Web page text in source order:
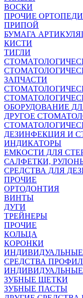
ВОСКИ
ПРОЧИЕ
ПРИПОЙ
БУМАГА
КИСТИ
ТИГЛИ
ЗАПЧАСТИ
ОБОРУДОВАНИЕ
ДРУГОЕ
ДЕЗИНФЕКЦИЯ И
ИНДИКАТОРЫ
ЕМКОСТИ ДЛЯ
САЛФЕТКИ,
СРЕДСТВА ДЛЯ
ПРОЧИЕ
ОРТОДОНТИЯ
ВИНТЫ
ДУГИ
ТРЕЙНЕРЫ
ПРОЧИЕ
КОЛЬЦА
КОРОНКИ
СРЕДСТВА
ИНДИВИДУАЛЬНЫЕ
ЗУБНЫЕ ЩЕТКИ
ЗУБНЫЕ ПАСТЫ